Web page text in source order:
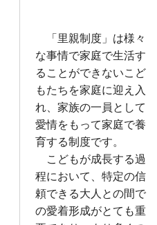
「里親制度」は様々
な事情で家庭で生活す
ることができないこど
もたちを家庭に迎え入
れ、家族の一員として
愛情をもって家庭で養
育する制度です。
こどもが成長する過
程において、特定の信
頼できる大人との間で
の愛着形成がとても重